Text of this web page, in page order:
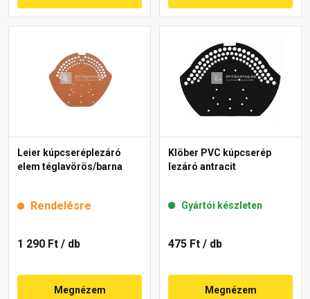
Leier kúpcseréplezáró
elem téglavörös/barna
Rendelésre
1 290 Ft / db
Megnézem
Klöber PVC kúpcserép
lezáró antracit
Gyártói készleten
475 Ft / db
Megnézem